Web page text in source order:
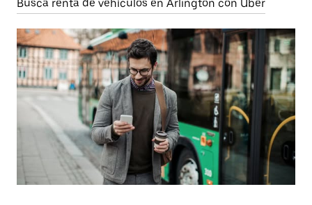
Busca renta de vehículos en Arlington con Uber